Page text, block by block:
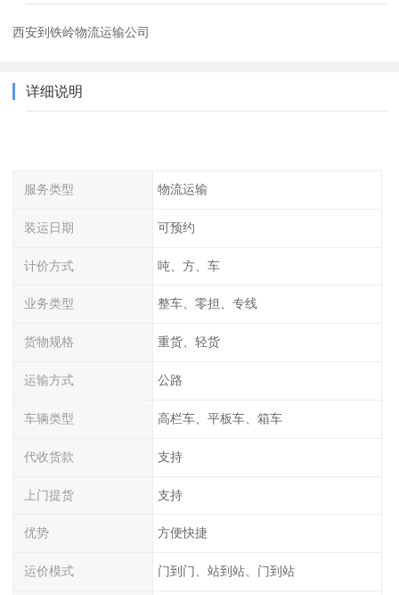
西安到铁岭物流运输公司
详细说明
服务类型 物流运输
装运日期 可预约
计价方式 吨、方、车
业务类型 整车、零担、专线
货物规格 重货、轻货
运输方式 公路
车辆类型 高栏车、平板车、箱车
代收货款 支持
上门提货 支持
优势 方便快捷
运价模式 门到门、站到站、门到站